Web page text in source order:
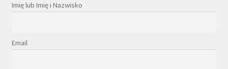
Imię lub Imię i Nazwisko
Email